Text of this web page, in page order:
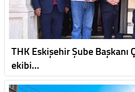
THK Eskişehir Şube Başkanı
ekibi…